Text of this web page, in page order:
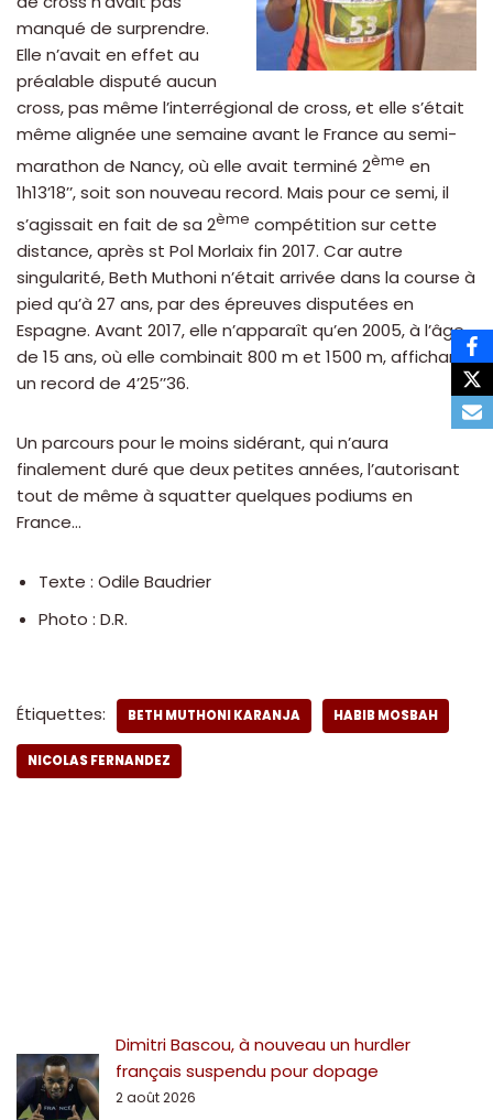
manqué de surprendre.
Elle n’avait en effet au
préalable disputé aucun
cross, pas même l’interrégional de cross, et elle s’était
même alignée une semaine avant le France au semi-
marathon de Nancy, où elle avait terminé 2ème en
1h13’18’’, soit son nouveau record. Mais pour ce semi, il
s’agissait en fait de sa 2ème compétition sur cette
distance, après st Pol Morlaix fin 2017. Car autre
singularité, Beth Muthoni n’était arrivée dans la course à
pied qu’à 27 ans, par des épreuves disputées en
Espagne. Avant 2017, elle n’apparaît qu’en 2005, à l’âge
de 15 ans, où elle combinait 800 m et 1500 m, affichant
un record de 4’25’’36.
Un parcours pour le moins sidérant, qui n’aura
finalement duré que deux petites années, l’autorisant
tout de même à squatter quelques podiums en
France…
Texte : Odile Baudrier
Photo : D.R.
Étiquettes: BETH MUTHONI KARANJA HABIB MOSBAH
NICOLAS FERNANDEZ
Dimitri Bascou, à nouveau un hurdler
français suspendu pour dopage
2 août 2026